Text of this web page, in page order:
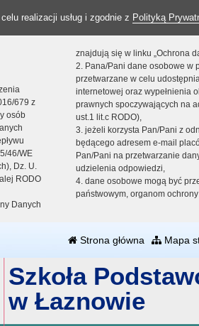
realizacji usług i zgodnie z Polityką
679 z
osób
46/WE
Dz. U.
RODO
Danych
znajdują się w linku „Ochrona
2. Pana/Pani dane osobowe w
przetwarzane w celu
internetowej oraz wypełnienia
prawnych spoczywających na
ust.1 lit.c RODO),
3. jeżeli korzysta Pan/Pani z
będącego adresem e-mail
Pan/Pani na przetwarzanie
udzielenia odpowiedzi,
4. dane osobowe mogą być
państwowym, organom
Strona główna Mapa
Szkoła
w Łaznowie